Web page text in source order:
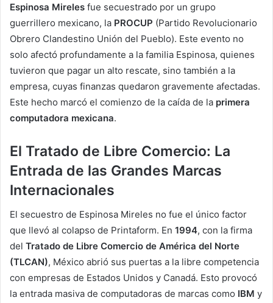
Espinosa Mireles fue secuestrado por un grupo
guerrillero mexicano, la PROCUP (Partido Revolucionario
Obrero Clandestino Unión del Pueblo). Este evento no
solo afectó profundamente a la familia Espinosa, quienes
tuvieron que pagar un alto rescate, sino también a la
empresa, cuyas finanzas quedaron gravemente afectadas.
Este hecho marcó el comienzo de la caída de la primera
computadora mexicana.
El Tratado de Libre Comercio: La
Entrada de las Grandes Marcas
Internacionales
El secuestro de Espinosa Mireles no fue el único factor
que llevó al colapso de Printaform. En 1994, con la firma
del Tratado de Libre Comercio de América del Norte
(TLCAN), México abrió sus puertas a la libre competencia
con empresas de Estados Unidos y Canadá. Esto provocó
la entrada masiva de computadoras de marcas como IBM y